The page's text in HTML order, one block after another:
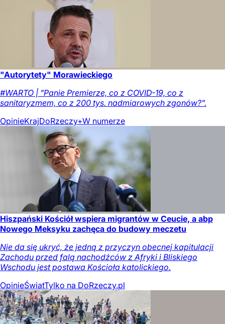
"Autorytety" Morawieckiego
#WARTO | "Panie Premierze, co z COVID-19, co z
sanitaryzmem, co z 200 tys. nadmiarowych zgonów?".
OpinieKrajDoRzeczy+W numerze
Hiszpański Kościół wspiera migrantów w Ceucie, a abp
Nowego Meksyku zachęca do budowy meczetu
Nie da się ukryć, że jedną z przyczyn obecnej kapitulacji
Zachodu przed falą nachodźców z Afryki i Bliskiego
Wschodu jest postawa Kościoła katolickiego.
OpinieŚwiatTylko na DoRzeczy.pl